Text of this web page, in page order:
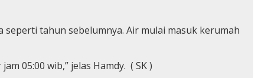
tahun sebelumnya. Air mulai masuk kerumah
05:00 wib,” jelas Hamdy. ( SK )